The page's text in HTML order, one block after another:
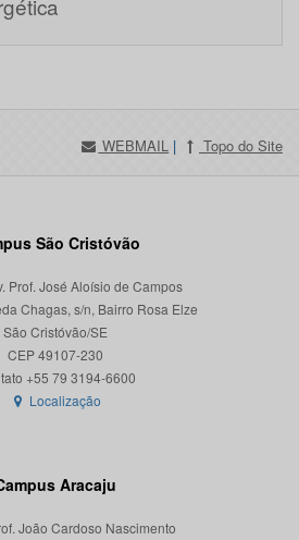
WEBMAIL | Topo do Site
São Cristóvão
Prof. José Aloísio de Campos
Chagas, s/n, Bairro Rosa Elze
São Cristóvão/SE
CEP 49107-230
Localização
Aracaju
João Cardoso Nascimento